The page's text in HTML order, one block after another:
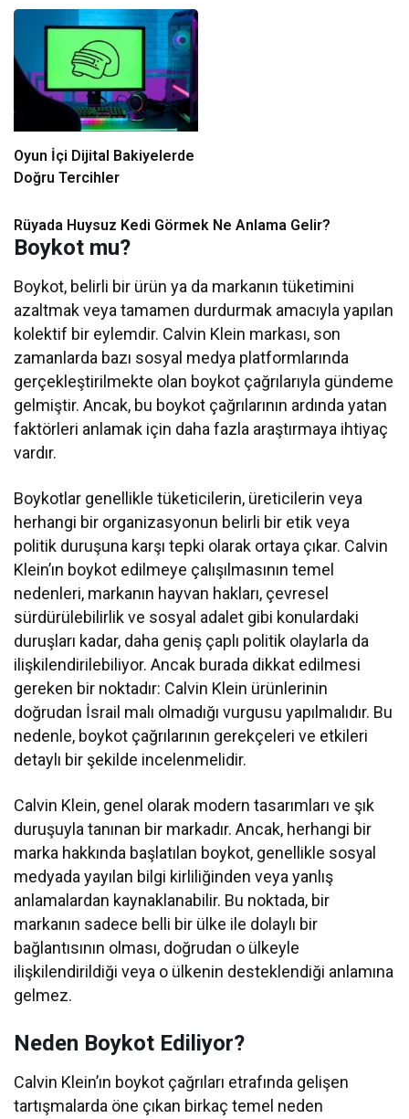
Oyun İçi Dijital Bakiyelerde
Doğru Tercihler
Rüyada Huysuz Kedi Görmek Ne Anlama Gelir?
Boykot mu?
Boykot, belirli bir ürün ya da markanın tüketimini
azaltmak veya tamamen durdurmak amacıyla yapılan
kolektif bir eylemdir. Calvin Klein markası, son
zamanlarda bazı sosyal medya platformlarında
gerçekleştirilmekte olan boykot çağrılarıyla gündeme
gelmiştir. Ancak, bu boykot çağrılarının ardında yatan
faktörleri anlamak için daha fazla araştırmaya ihtiyaç
vardır.
Boykotlar genellikle tüketicilerin, üreticilerin veya
herhangi bir organizasyonun belirli bir etik veya
politik duruşuna karşı tepki olarak ortaya çıkar. Calvin
Klein’ın boykot edilmeye çalışılmasının temel
nedenleri, markanın hayvan hakları, çevresel
sürdürülebilirlik ve sosyal adalet gibi konulardaki
duruşları kadar, daha geniş çaplı politik olaylarla da
ilişkilendirilebiliyor. Ancak burada dikkat edilmesi
gereken bir noktadır: Calvin Klein ürünlerinin
doğrudan İsrail malı olmadığı vurgusu yapılmalıdır. Bu
nedenle, boykot çağrılarının gerekçeleri ve etkileri
detaylı bir şekilde incelenmelidir.
Calvin Klein, genel olarak modern tasarımları ve şık
duruşuyla tanınan bir markadır. Ancak, herhangi bir
marka hakkında başlatılan boykot, genellikle sosyal
medyada yayılan bilgi kirliliğinden veya yanlış
anlamalardan kaynaklanabilir. Bu noktada, bir
markanın sadece belli bir ülke ile dolaylı bir
bağlantısının olması, doğrudan o ülkeyle
ilişkilendirildiği veya o ülkenin desteklendiği anlamına
gelmez.
Neden Boykot Ediliyor?
Calvin Klein’ın boykot çağrıları etrafında gelişen
tartışmalarda öne çıkan birkaç temel neden